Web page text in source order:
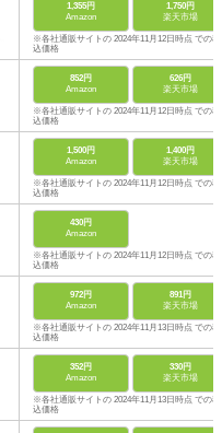
1,355円
Amazon
1,750円
楽天市場
※各社通販サイトの 2024年11月12日時点 での税
込価格
852円
Amazon
626円
楽天市場
※各社通販サイトの 2024年11月12日時点 での税
込価格
1,500円
Amazon
1,400円
楽天市場
※各社通販サイトの 2024年11月12日時点 での税
込価格
430円
Amazon
※各社通販サイトの 2024年11月12日時点 での税
込価格
972円
Amazon
891円
楽天市場
※各社通販サイトの 2024年11月13日時点 での税
込価格
352円
Amazon
330円
楽天市場
※各社通販サイトの 2024年11月13日時点 での税
込価格